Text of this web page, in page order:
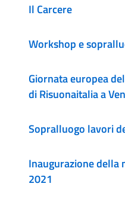
Il Carcere
Workshop e
Giornata europea
di Risuonaitalia a
Sopralluogo lavori
Inaugurazione della
2021